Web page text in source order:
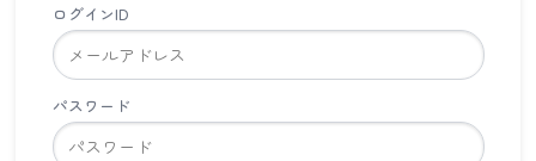
ログインID
パスワード